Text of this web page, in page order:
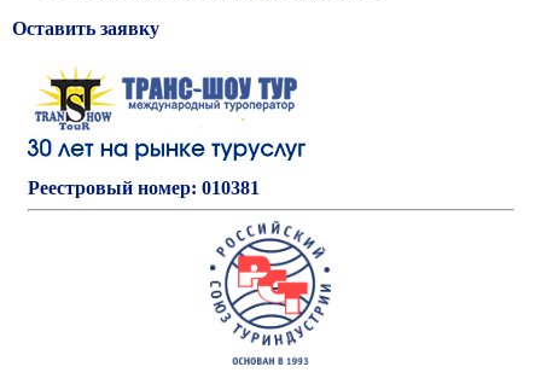
Оставить заявку
Реестровый номер: 010381